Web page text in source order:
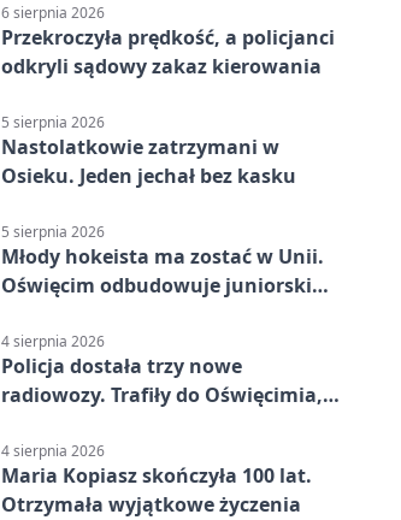
6 sierpnia 2026
Przekroczyła prędkość, a policjanci
odkryli sądowy zakaz kierowania
5 sierpnia 2026
Nastolatkowie zatrzymani w
Osieku. Jeden jechał bez kasku
5 sierpnia 2026
Młody hokeista ma zostać w Unii.
Oświęcim odbudowuje juniorski
4 sierpnia 2026
Policja dostała trzy nowe
radiowozy. Trafiły do Oświęcimia,
4 sierpnia 2026
Maria Kopiasz skończyła 100 lat.
Otrzymała wyjątkowe życzenia